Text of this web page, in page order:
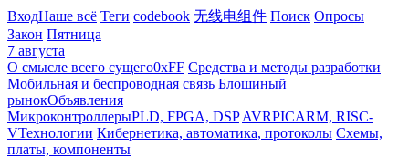
ВходНаше всё Теги codebook 无线电组件 Поиск Опросы
Закон Пятница
7 августа
О смысле всего сущего0xFF Средства и методы разработки
Мобильная и беспроводная связь Блошиный
рынокОбъявления
МикроконтроллерыPLD, FPGA, DSP AVRPICARM, RISC-
VТехнологии Кибернетика, автоматика, протоколы Схемы,
платы, компоненты